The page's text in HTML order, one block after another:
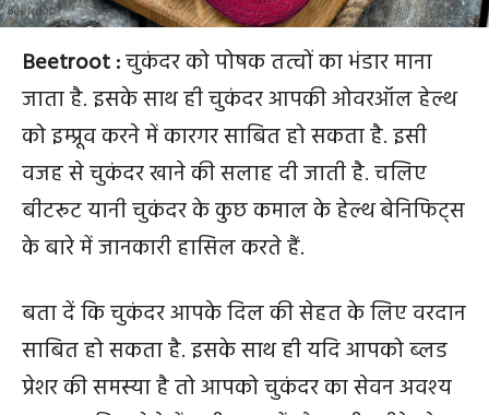
Beetroot
Beetroot :चुकंदर को पोषक तत्वों का भंडार माना
जाता है. इसके साथ ही चुकंदर आपकी ओवरऑल हेल्थ
को इम्प्रूव करने में कारगर साबित हो सकता है. इसी
वजह से चुकंदर खाने की सलाह दी जाती है. चलिए
बीटरूट यानी चुकंदर के कुछ कमाल के हेल्थ बेनिफिट्स
के बारे में जानकारी हासिल करते हैं.
बता दें कि चुकंदर आपके दिल की सेहत के लिए वरदान
साबित हो सकता है. इसके साथ ही यदि आपको ब्‍लड
प्रेशर की समस्‍या है तो आपको चुकंदर का सेवन अवश्‍य